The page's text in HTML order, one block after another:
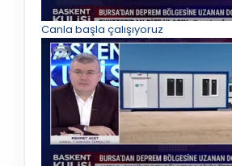
Canla başla çalışıyoruz